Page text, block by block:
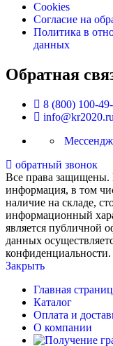
Cookies
Согласие на
Политика в
данных
Обратная
8 (800) 100-
info@kr2020.ru
обратный звонок
Все права защищены.
информация, в том
наличие на складе,
информационный
является публичной
данных
конфиденциальности.
Закрыть
Главная
Каталог
Оплата и
О компании